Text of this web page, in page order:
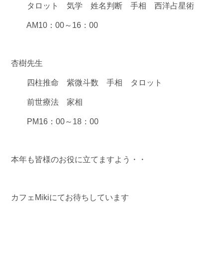
タロット 気学 姓名判断 手相 西洋占星術
AM10：00～16：00
杏樹先生
四柱推命 紫微斗数 手相 タロット
前世療法 家相
PM16：00～18：00
本年も皆様のお役に立てますよう・・
カフェMikiにてお待ちしています